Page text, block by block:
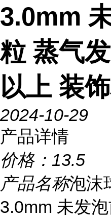
3.0mm
粒 蒸气
以上 装
2024-10-29
产品详情
价格： 13.5
产品名称泡沫
3.0mm 未发